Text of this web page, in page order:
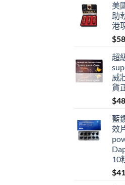
美
助
港
$
超
威
貨
$
藍
效
10
$